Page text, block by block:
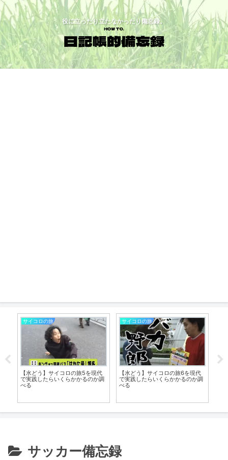
役に立ったり立たなかったり備忘録。
サイコロの旅
【水どう】サイコロの旅5を現代
で実践したらいくらかかるのか調
べる
サイコロの旅
【水どう】サイコロの旅6を現代
で実践したらいくらかかるのか調
べる
サッカー備忘録